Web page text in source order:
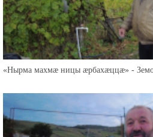
«Нырма махмæ ницы æрбахæццæ» -